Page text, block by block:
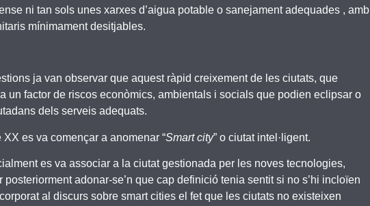
ni tan sols unes xarxes d’aigua potable o sanejament adequades , amb
mínimament desitjables.
ja van observar que aquest ràpid creixement de les ciutats, que
un factor de riscos econòmics, ambientals i socials que podien eclipsar o
dels serveis adequats.
es va començar a anomenar “Smart city” o ciutat intel·ligent.
es va associar a la ciutat gestionada per les noves tecnologies,
adonar-se’n que cap definició tenia sentit si no s’hi incloïen
al discurs sobre smart cities el fet que les ciutats no existeixen